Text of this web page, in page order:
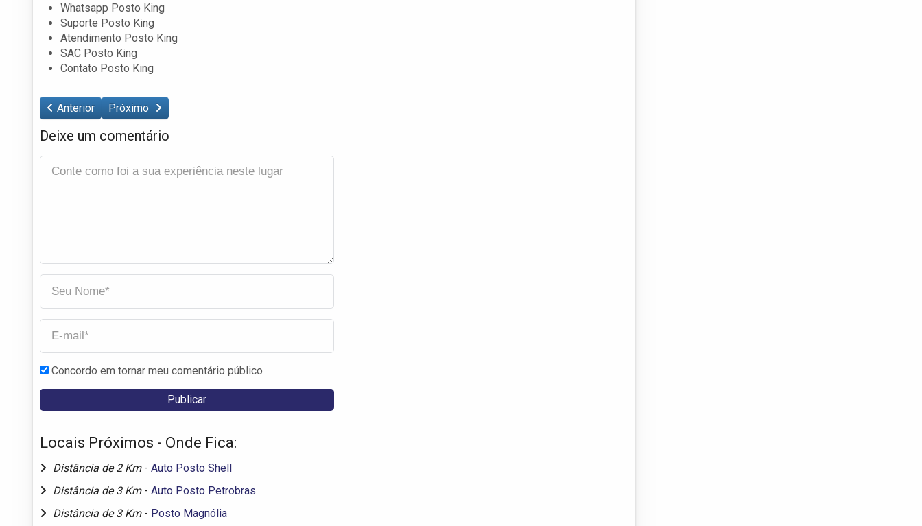
Whatsapp Posto King
Suporte Posto King
Atendimento Posto King
SAC Posto King
Contato Posto King
Anterior Próximo
Deixe um comentário
Concordo em tornar meu comentário público
Locais Próximos - Onde Fica:
Distância de 2 Km - Auto Posto Shell
Distância de 3 Km - Auto Posto Petrobras
Distância de 3 Km - Posto Magnólia